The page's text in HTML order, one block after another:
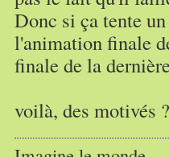
Donc si ça tente
l'animation finale
finale de la
voilà, des motivés ?